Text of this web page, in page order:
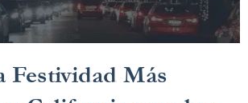
Festividad Más